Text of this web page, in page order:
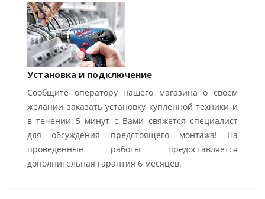
Установка и подключение
Сообщите оператору нашего магазина о своем
желании заказать установку купленной техники и
в течении 5 минут с Вами свяжется специалист
для обсуждения предстоящего монтажа! На
проведенные работы предоставляется
дополнительная гарантия 6 месяцев.